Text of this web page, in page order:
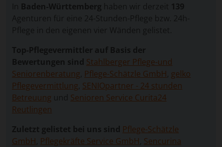
Pflegekraft direkt im Haushalt der pflegebedürftigen
Person. Sie ist rund um die Uhr verfügbar,
übernimmt pflegerische Aufgaben, unterstützt im
können Pflegebedürftige weiterhin in ihrem Zuhause
verbleiben, während Angehörige die Gewissheit
haben, dass ihre Liebsten jederzeit gut versorgt
sind.
Über unser Vergleichsportal haben Sie die
Anfrage zu stellen. Ihre Angaben werden an geprüfte
Vermittlungsagenturen weitergeleitet, die Ihnen
Baden-Württemberg haben wir derzeit 139
Agenturen für eine 24-Stunden-Pflege bzw. 24h-
Pflege in den eigenen vier Wänden gelistet.
Top-Pflegevermittler auf Basis der
Bewertungen sind Stahlberger Pflege-und
Seniorenberatung Pflege-Schätzle GmbH gelko
Pflegevermittlung SENIOpartner - 24 stunden
Betreuung und Senioren Service Curita24
Reutlingen
Zuletzt gelistet bei uns sind Pflege-Schätzle
GmbH Pflegekräfte Service GmbH Sencurina